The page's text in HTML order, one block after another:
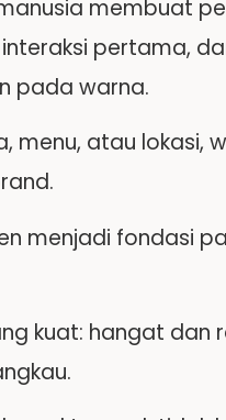
membuat
pertama,
pada warna.
menu, atau lokasi,
menjadi fondasi
kuat: hangat dan